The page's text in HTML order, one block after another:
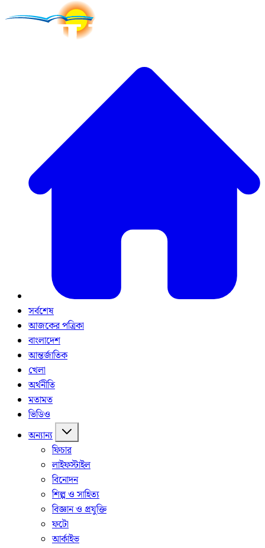
সর্বশেষ
আজকের পত্রিকা
বাংলাদেশ
আন্তর্জাতিক
খেলা
অর্থনীতি
মতামত
ভিডিও
অন্যান্য
ফিচার
লাইফস্টাইল
বিনোদন
শিল্প ও সাহিত্য
বিজ্ঞান ও প্রযুক্তি
ফটো
আর্কাইভ